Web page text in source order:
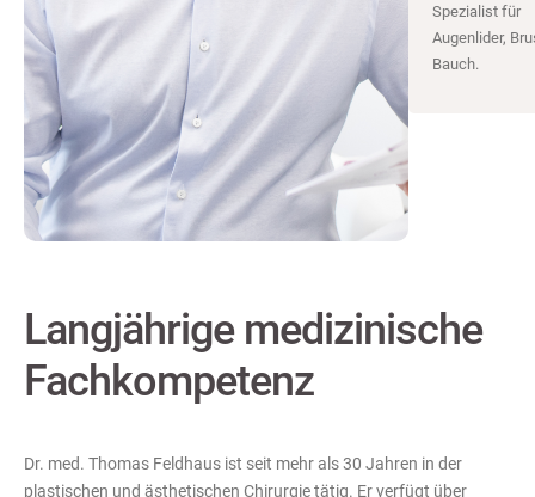
Spezialist für
Augenlider,
Bauch.
Langjährige medizinische
Fachkompetenz
Dr. med. Thomas Feldhaus ist seit mehr als 30 Jahren in der
plastischen und ästhetischen Chirurgie tätig. Er verfügt über